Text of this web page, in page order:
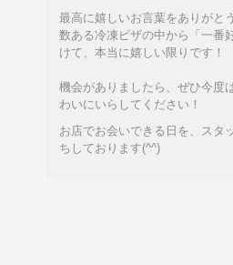
最高に嬉しいお言葉をありがと
数ある冷凍ピザの中から「一番
けて、本当に嬉しい限りです！
機会がありましたら、ぜひ今度
わいにいらしてください！
お店でお会いできる日を、スタ
ちしております(^^)